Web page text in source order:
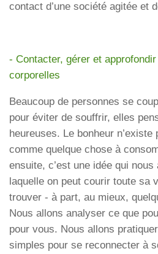
contact d’une société agitée et
- Contacter, gérer et
corporelles
Beaucoup de personnes se
pour éviter de souffrir, elles
heureuses. Le bonheur n’existe
comme quelque chose à
ensuite, c’est une idée qui
laquelle on peut courir toute sa
trouver - à part, au mieux,
Nous allons analyser ce que
pour vous. Nous allons
simples pour se reconnecter à